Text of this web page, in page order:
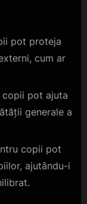
pot proteja
cum ar
copii pot ajuta
generale a
copii pot
ajutându-i